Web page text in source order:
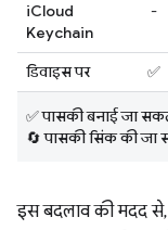
iCloud
Keychain
-
डिवाइस पर ✅
✅ पासकी बनाई जा
🔄 पासकी सिंक की जा
इस बदलाव की मदद